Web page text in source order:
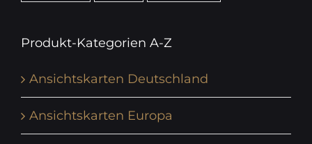
Produkt-Kategorien A-Z
Ansichtskarten Deutschland
Ansichtskarten Europa